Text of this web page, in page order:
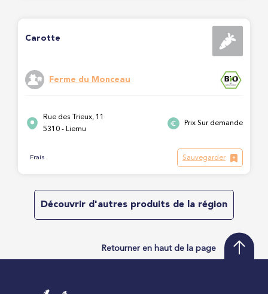
Carotte
Ferme du Monceau
Rue des Trieux, 11
5310 - Liernu
Prix Sur demande
Frais Sauvegarder
Découvrir d'autres produits de la région
Retourner en haut de la page